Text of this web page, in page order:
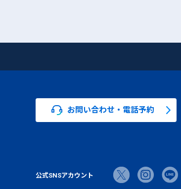
お問い合わせ・電話予約
公式SNSアカウント